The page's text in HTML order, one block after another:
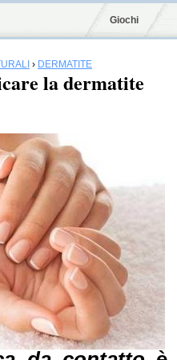
Giochi
› DERMATITE
la dermatite